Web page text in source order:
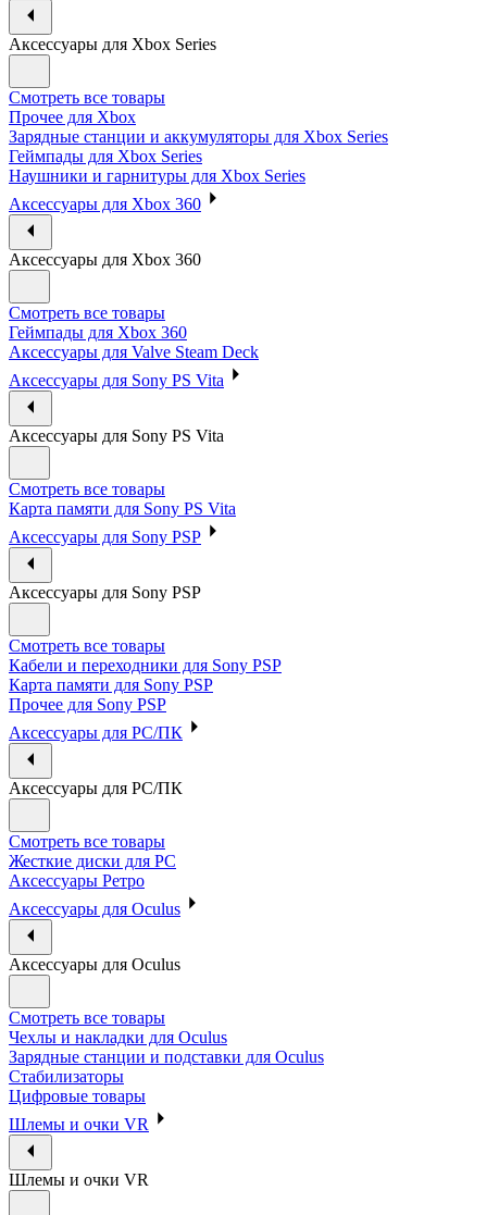
Аксессуары для Xbox Series
Смотреть все товары
Прочее для Xbox
Зарядные станции и аккумуляторы для Xbox Series
Геймпады для Xbox Series
Наушники и гарнитуры для Xbox Series
Аксессуары для Xbox 360
Аксессуары для Xbox 360
Смотреть все товары
Геймпады для Xbox 360
Аксессуары для Valve Steam Deck
Аксессуары для Sony PS Vita
Аксессуары для Sony PS Vita
Смотреть все товары
Карта памяти для Sony PS Vita
Аксессуары для Sony PSP
Аксессуары для Sony PSP
Смотреть все товары
Кабели и переходники для Sony PSP
Карта памяти для Sony PSP
Прочее для Sony PSP
Аксессуары для PC/ПК
Аксессуары для PC/ПК
Смотреть все товары
Жесткие диски для PC
Аксессуары Ретро
Аксессуары для Oculus
Аксессуары для Oculus
Смотреть все товары
Чехлы и накладки для Oculus
Зарядные станции и подставки для Oculus
Стабилизаторы
Цифровые товары
Шлемы и очки VR
Шлемы и очки VR